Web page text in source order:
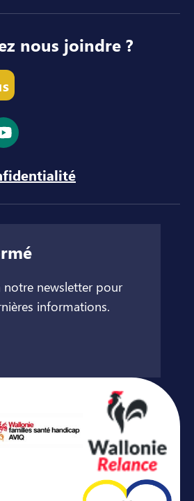
nous joindre ?
un nouvel onglet
dans un nouvel onglet
le lien dans un nouvel
le lien dans un
notre newsletter pour
informations.